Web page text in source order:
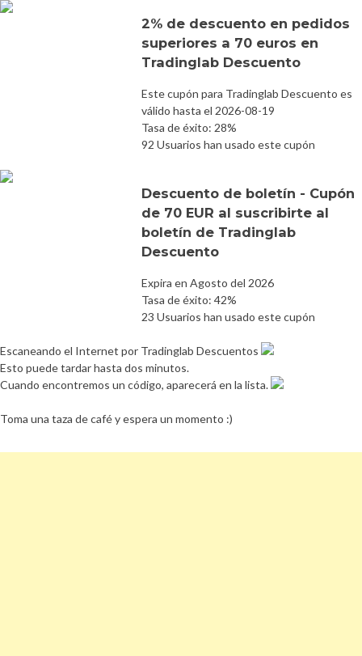
2% de descuento en pedidos
superiores a 70 euros en
Tradinglab Descuento
Este cupón para Tradinglab Descuento es
válido hasta el 2026-08-19
Tasa de éxito: 28%
92 Usuarios han usado este cupón
Descuento de boletín - Cupón
de 70 EUR al suscribirte al
boletín de Tradinglab
Descuento
Expira en Agosto del 2026
Tasa de éxito: 42%
23 Usuarios han usado este cupón
Escaneando el Internet por Tradinglab Descuentos
Esto puede tardar hasta dos minutos.
Cuando encontremos un código, aparecerá en la lista.
Toma una taza de café y espera un momento :)